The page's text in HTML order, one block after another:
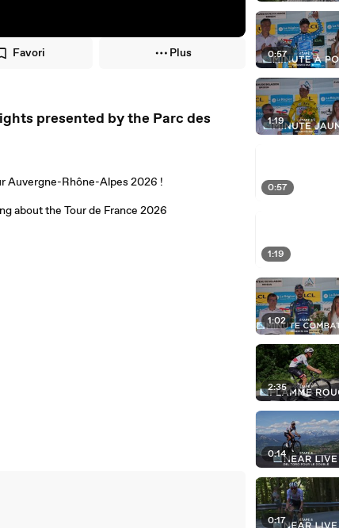
Favori Plus
presented by the Parc des
Auvergne-Rhône-Alpes 2026 !
about the Tour de France 2026
0:57
1:19
0:57
1:19
1:02
2:35
0:14
0:17